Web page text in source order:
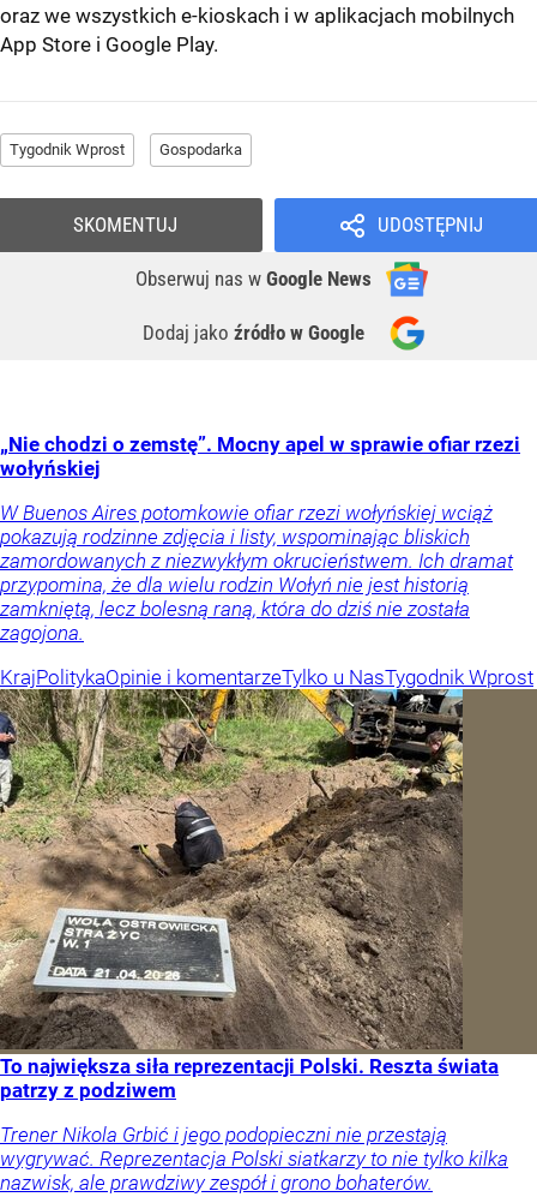
oraz we wszystkich e-kioskach i w aplikacjach mobilnych
App Store i Google Play.
Tygodnik Wprost Gospodarka
UDOSTĘPNIJ
Obserwuj nas w Google News
Dodaj jako źródło w Google
SKOMENTUJ
„Nie chodzi o zemstę”. Mocny apel w sprawie ofiar rzezi
wołyńskiej
W Buenos Aires potomkowie ofiar rzezi wołyńskiej wciąż
pokazują rodzinne zdjęcia i listy, wspominając bliskich
zamordowanych z niezwykłym okrucieństwem. Ich dramat
przypomina, że dla wielu rodzin Wołyń nie jest historią
zamkniętą, lecz bolesną raną, która do dziś nie została
zagojona.
KrajPolitykaOpinie i komentarzeTylko u NasTygodnik Wprost
To największa siła reprezentacji Polski. Reszta świata
patrzy z podziwem
Trener Nikola Grbić i jego podopieczni nie przestają
wygrywać. Reprezentacja Polski siatkarzy to nie tylko kilka
nazwisk, ale prawdziwy zespół i grono bohaterów.